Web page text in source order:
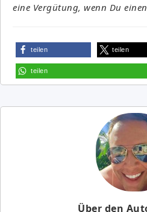
eine Vergütung, wenn Du
teilen teilen
teilen
Über den